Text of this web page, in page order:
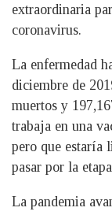
extraordinaria
coronavirus.
La enfermedad
diciembre de
muertos y
trabaja en una
pero que estaría
pasar por la
La pandemia